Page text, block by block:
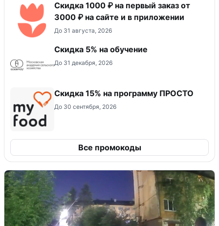
Скидка 1000 ₽ на первый заказ от
3000 ₽ на сайте и в приложении
До 31 августа, 2026
Скидка 5% на обучение
До 31 декабря, 2026
Скидка 15% на программу ПРОСТО
До 30 сентября, 2026
Все промокоды